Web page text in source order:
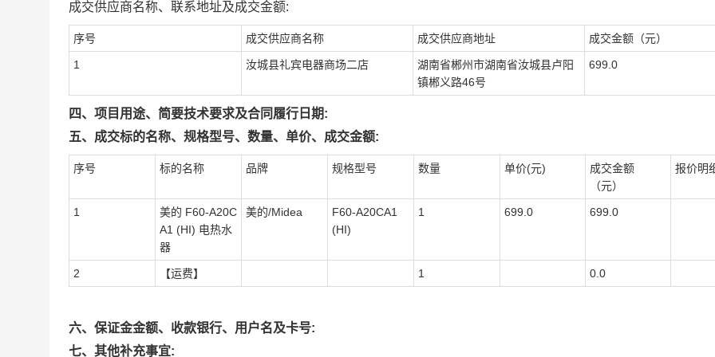
成交供应商名称、联系地址及成交金额:
序号 成交供应商名称 成交供应商地址 成交金额（元）
1 汝城县礼宾电器商场二店
湖南省郴州市湖南省汝城县卢阳
镇郴义路46号
699.0
四、项目用途、简要技术要求及合同履行日期:
五、成交标的名称、规格型号、数量、单价、成交金额:
序号 标的名称 品牌 规格型号 数量 单价(元)
成交金额
（元）
报价明
1
美的 F60-A20C
A1 (HI) 电热水
器
美的/Midea
F60-A20CA1
(HI)
1 699.0 699.0
2 【运费】 1 0.0
六、保证金金额、收款银行、用户名及卡号:
七、其他补充事宜: